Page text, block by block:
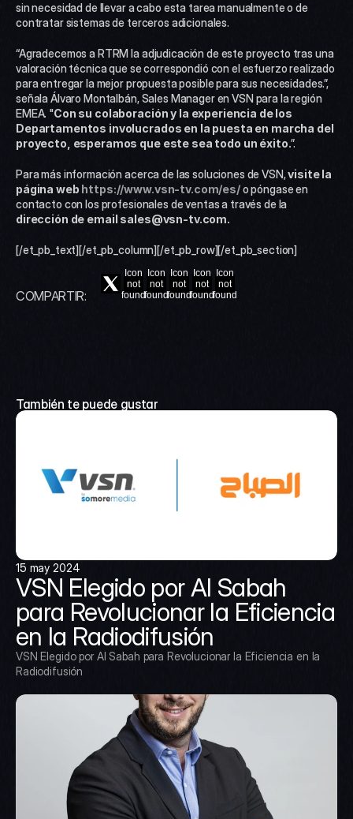
sin necesidad de llevar a cabo esta tarea manualmente o de
contratar sistemas de terceros adicionales.
“Agradecemos a RTRM la adjudicación de este proyecto tras una
valoración técnica que se correspondió con el esfuerzo realizado
para entregar la mejor propuesta posible para sus necesidades.”,
señala Álvaro Montalbán, Sales Manager en VSN para la región
EMEA. "Con su colaboración y la experiencia de los
Departamentos involucrados en la puesta en marcha del
proyecto, esperamos que este sea todo un éxito.”.
Para más información acerca de las soluciones de VSN, visite la
página web https://www.vsn-tv.com/es/o póngase en
contacto con los profesionales de ventas a través de la
dirección de email sales@vsn-tv.com.
[/et_pb_text][/et_pb_column][/et_pb_row][/et_pb_section]
COMPARTIR:
Icon
not
found
Icon
not
found
Icon
not
found
Icon
not
found
Icon
not
found
También te puede gustar
15 may 2024
VSN Elegido por Al Sabah
para Revolucionar la Eficiencia
en la Radiodifusión
VSN Elegido por Al Sabah para Revolucionar la Eficiencia en la
Radiodifusión